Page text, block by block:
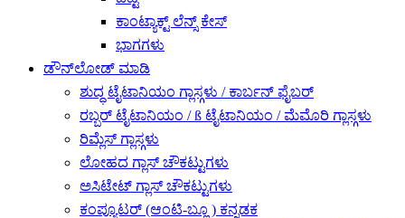
ಕಾಂಟ್ಯಾಕ್ಟ್ ಲೆನ್ಸ್ ಕೇಸ್
ಭಾಗಗಳು
ಡೌನ್‌ಲೋಡ್ ಮಾಡಿ
ಶುದ್ಧ ಟೈಟಾನಿಯಂ ಗ್ಲಾಸ್ಗಳು / ಕಾರ್ಬನ್ ಫೈಬರ್
ರಬ್ಬರ್ ಟೈಟಾನಿಯಂ / ß ಟೈಟಾನಿಯಂ / ಮೆಮೊರಿ ಗ್ಲಾಸ್ಗಳು
ರಿಮ್ಲೆಸ್ ಗ್ಲಾಸ್ಗಳು
ಲೋಹದ ಗ್ಲಾಸ್ ಚೌಕಟ್ಟುಗಳು
ಅಸಿಟೇಟ್ ಗ್ಲಾಸ್ ಚೌಕಟ್ಟುಗಳು
ಕಂಪ್ಯೂಟರ್ (ಆಂಟಿ-ಬ್ಲೂ ) ಕನ್ನಡಕ